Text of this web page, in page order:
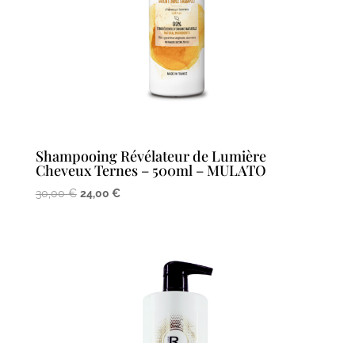
Shampooing Révélateur de Lumière
Cheveux Ternes – 500ml – MULATO
30,00€ Le
24,00 €Le